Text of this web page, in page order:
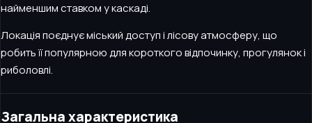
найменшим ставком у каскаді.
Локація поєднує міський доступ і лісову атмосферу, що
робить її популярною для короткого відпочинку, прогулянок і
риболовлі.
Загальна характеристика